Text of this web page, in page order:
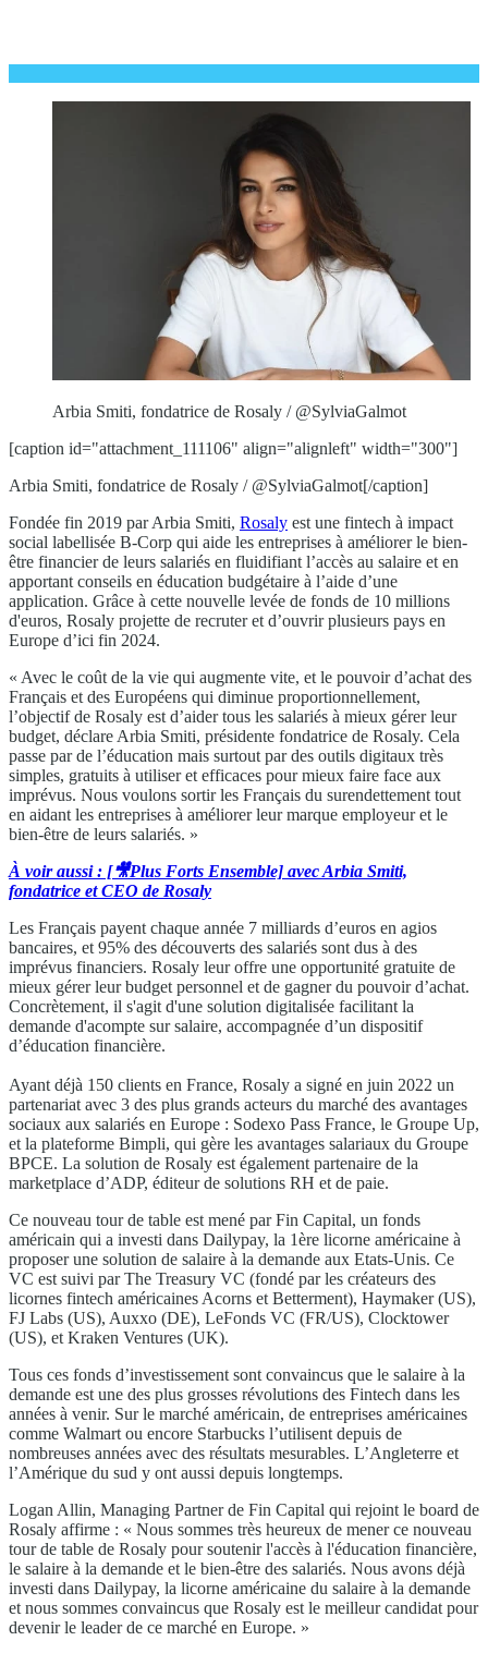
Arbia Smiti, fondatrice de Rosaly / @SylviaGalmot
[caption id="attachment_111106" align="alignleft" width="300"]
Arbia Smiti, fondatrice de Rosaly / @SylviaGalmot[/caption]
Fondée fin 2019 par Arbia Smiti, Rosaly est une fintech à impact
social labellisée B-Corp qui aide les entreprises à améliorer le bien-
être financier de leurs salariés en fluidifiant l’accès au salaire et en
apportant conseils en éducation budgétaire à l’aide d’une
application. Grâce à cette nouvelle levée de fonds de 10 millions
d'euros, Rosaly projette de recruter et d’ouvrir plusieurs pays en
Europe d’ici fin 2024.
« Avec le coût de la vie qui augmente vite, et le pouvoir d’achat des
Français et des Européens qui diminue proportionnellement,
l’objectif de Rosaly est d’aider tous les salariés à mieux gérer leur
budget, déclare Arbia Smiti, présidente fondatrice de Rosaly. Cela
passe par de l’éducation mais surtout par des outils digitaux très
simples, gratuits à utiliser et efficaces pour mieux faire face aux
imprévus. Nous voulons sortir les Français du surendettement tout
en aidant les entreprises à améliorer leur marque employeur et le
bien-être de leurs salariés. »
À voir aussi : [🎥Plus Forts Ensemble] avec Arbia Smiti,
fondatrice et CEO de Rosaly
Les Français payent chaque année 7 milliards d’euros en agios
bancaires, et 95% des découverts des salariés sont dus à des
imprévus financiers. Rosaly leur offre une opportunité gratuite de
mieux gérer leur budget personnel et de gagner du pouvoir d’achat.
Concrètement, il s'agit d'une solution digitalisée facilitant la
demande d'acompte sur salaire, accompagnée d’un dispositif
d’éducation financière.
Ayant déjà 150 clients en France, Rosaly a signé en juin 2022 un
partenariat avec 3 des plus grands acteurs du marché des avantages
sociaux aux salariés en Europe : Sodexo Pass France, le Groupe Up,
et la plateforme Bimpli, qui gère les avantages salariaux du Groupe
BPCE. La solution de Rosaly est également partenaire de la
marketplace d’ADP, éditeur de solutions RH et de paie.
Ce nouveau tour de table est mené par Fin Capital, un fonds
américain qui a investi dans Dailypay, la 1ère licorne américaine à
proposer une solution de salaire à la demande aux Etats-Unis. Ce
VC est suivi par The Treasury VC (fondé par les créateurs des
licornes fintech américaines Acorns et Betterment), Haymaker (US),
FJ Labs (US), Auxxo (DE), LeFonds VC (FR/US), Clocktower
(US), et Kraken Ventures (UK).
Tous ces fonds d’investissement sont convaincus que le salaire à la
demande est une des plus grosses révolutions des Fintech dans les
années à venir. Sur le marché américain, de entreprises américaines
comme Walmart ou encore Starbucks l’utilisent depuis de
nombreuses années avec des résultats mesurables. L’Angleterre et
l’Amérique du sud y ont aussi depuis longtemps.
Logan Allin, Managing Partner de Fin Capital qui rejoint le board de
Rosaly affirme : « Nous sommes très heureux de mener ce nouveau
tour de table de Rosaly pour soutenir l'accès à l'éducation financière,
le salaire à la demande et le bien-être des salariés. Nous avons déjà
investi dans Dailypay, la licorne américaine du salaire à la demande
et nous sommes convaincus que Rosaly est le meilleur candidat pour
devenir le leader de ce marché en Europe. »